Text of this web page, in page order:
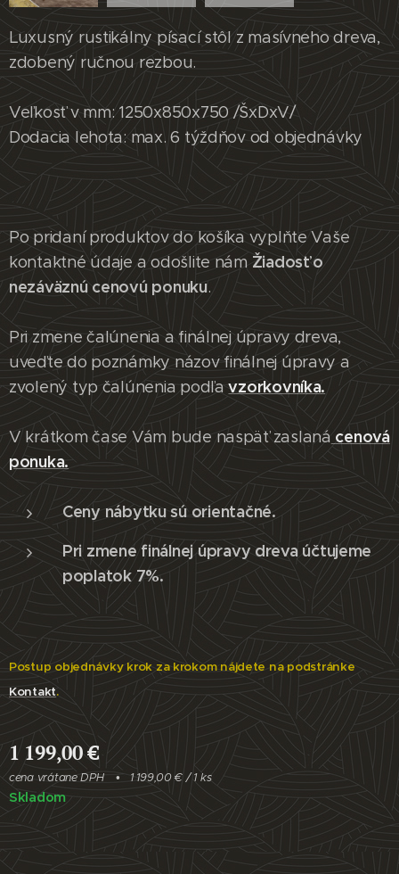
Luxusný rustikálny písací stôl z masívneho dreva,
zdobený ručnou rezbou.
Veľkosť v mm: 1250x850x750 /ŠxDxV/
Dodacia lehota: max. 6 týždňov od objednávky
Po pridaní produktov do košíka vyplňte Vaše
kontaktné údaje a odošlite nám Žiadosť o
nezáväznú cenovú ponuku.
Pri zmene čalúnenia a finálnej úpravy dreva,
uveďte do poznámky názov finálnej úpravy a
zvolený typ čalúnenia podľavzorkovníka.
V krátkom čase Vám bude naspäť zaslaná cenová
ponuka.
Ceny nábytku sú orientačné.
Pri zmene finálnej úpravy dreva účtujeme
poplatok 7%.
Postup objednávky krok za krokom nájdete na podstránke
Kontakt.
1 199,00€
cena vrátane DPH 1 199,00 € / 1 ks
Skladom